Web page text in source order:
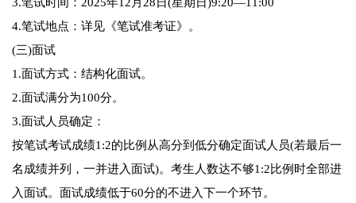
3.笔试时间：2025年12月28日(星期日)9:20—11:00
4.笔试地点：详见《笔试准考证》。
(三)面试
1.面试方式：结构化面试。
2.面试满分为100分。
3.面试人员确定：
按笔试考试成绩1:2的比例从高分到低分确定面试人员(若最后一
名成绩并列，一并进入面试)。考生人数达不够1:2比例时全部进
入面试。面试成绩低于60分的不进入下一个环节。